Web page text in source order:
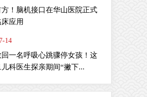
！脑机接口在华山医院正式
应用
14
回一名呼吸心跳骤停女孩！这
科医生探亲期间“撇下...